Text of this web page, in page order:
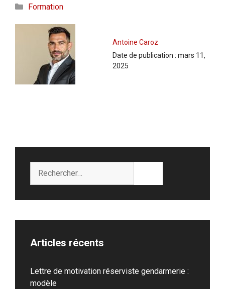
Catégories
Formation
Antoine Caroz
Date de publication : mars 11,
2025
Articles récents
Lettre de motivation réserviste gendarmerie :
modèle